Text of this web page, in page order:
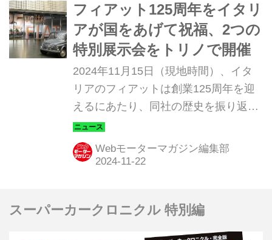
フィアット125周年をイタリ
アが国をあげて祝福、2つの
特別展示会をトリノで開催
2024年11月15日（現地時間）、イタ
リアのフィアットは創業125周年を迎
えるにあたり、同社の歴史を振り返る
2つの特別展示会をイタリア・トリノ
で開始した。イタリア国立自動車博物
館（MAUTO）で「125times FIAT.〜フ
ージ部門「Heritage Hub（ヘリテージ
ハブ）」では「UNEXPECTED &
Webモーターマガジン編集部
スーパーカークロニクル 特別編